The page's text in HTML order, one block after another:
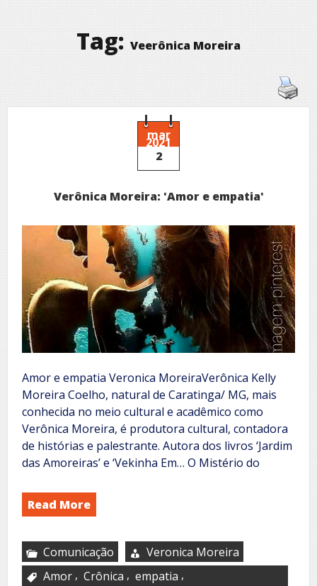
Tag: Veerônica Moreira
mar
2021
2
Verônica Moreira: 'Amor e empatia'
Amor e empatia Veronica MoreiraVerônica Kelly
Moreira Coelho, natural de Caratinga/ MG, mais
conhecida no meio cultural e acadêmico como
Verônica Moreira, é produtora cultural, contadora
de histórias e palestrante. Autora dos livros ‘Jardim
das Amoreiras’ e ‘Vekinha Em… O Mistério do
Read More
Comunicação
Veronica Moreira
Amor , Crônica , empatia ,